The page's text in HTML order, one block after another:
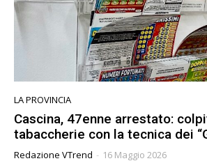
LA PROVINCIA
Cascina, 47enne arrestato:
tabaccherie con la tecnica dei
Redazione VTrend - 16 Maggio 2026